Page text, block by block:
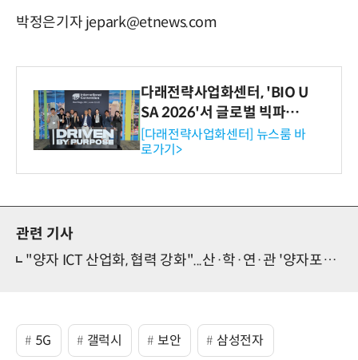
박정은기자 jepark@etnews.com
다래전략사업화센터, 'BIO U
SA 2026'서 글로벌 빅파마
와의 비즈니스 미팅 지원…K
-바이오 해외 진출 교두보 확
보
[다래전략사업화센터] 뉴스룸 바
로가기>
관련 기사
"양자 ICT 산업화, 협력 강화"...산·학·연·관 '양자포럼' 뜬다
5G 갤럭시 보안 삼성전자